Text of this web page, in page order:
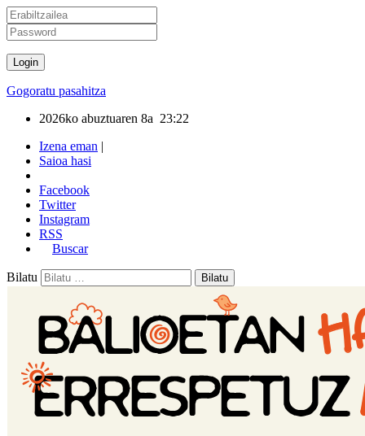
Gogoratu pasahitza
2026ko abuztuaren 8a 23:22
Izena eman |
Saioa hasi
Facebook
Twitter
Instagram
RSS
Buscar
Bilatu